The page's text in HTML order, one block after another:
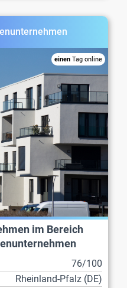
einen Tag online
im Bereich
76/100
Rheinland-Pfalz (DE)